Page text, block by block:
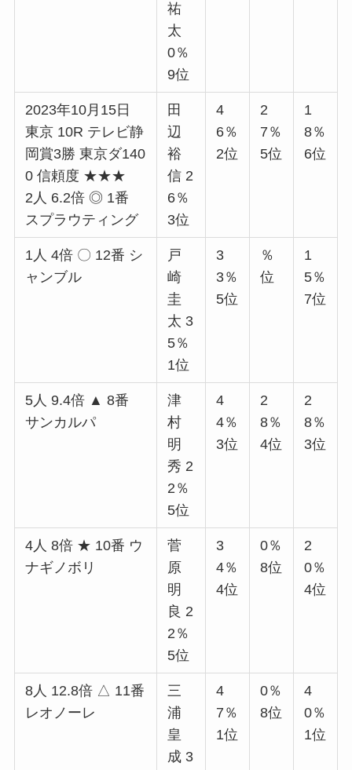
祐
太
0％
9位
2023年10月15日
東京 10R テレビ静
岡賞3勝 東京ダ140
0 信頼度 ★★★
2人 6.2倍 ◎ 1番
スプラウティング
田
辺
裕
信 2
6％
3位
4
6％
2位
2
7％
5位
1
8％
6位
1人 4倍 〇 12番 シ
ャンブル
戸
崎
圭
太 3
5％
1位
3
3％
5位
％
位
1
5％
7位
5人 9.4倍 ▲ 8番
サンカルパ
津
村
明
秀 2
2％
5位
4
4％
3位
2
8％
4位
2
8％
3位
4人 8倍 ★ 10番 ウ
ナギノボリ
菅
原
明
良 2
2％
5位
3
4％
4位
0％
8位
2
0％
4位
8人 12.8倍 △ 11番
レオノーレ
三
浦
皇
成 3
4
7％
1位
0％
8位
4
0％
1位